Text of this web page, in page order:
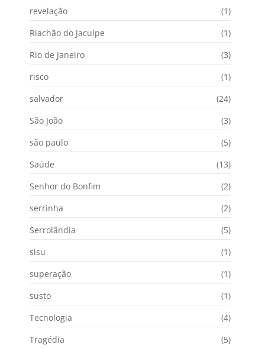
revelação
(1)
Riachão do Jacuípe
(1)
Rio de Janeiro
(3)
risco
(1)
salvador
(24)
São João
(3)
são paulo
(5)
Saúde
(13)
Senhor do Bonfim
(2)
serrinha
(2)
Serrolândia
(5)
sisu
(1)
superação
(1)
susto
(1)
Tecnologia
(4)
Tragédia
(5)